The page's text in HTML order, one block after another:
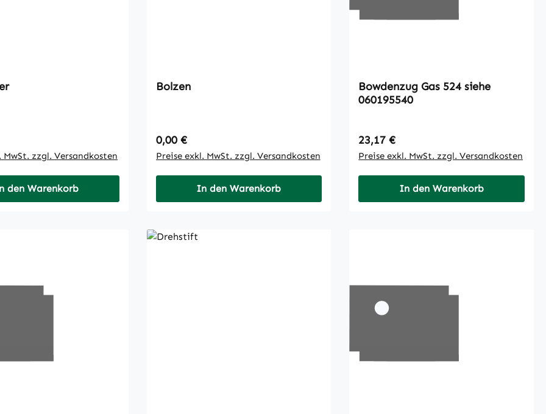
MwSt. zzgl. Versandkosten
den Warenkorb
Bolzen
Regulärer Preis:
0,00 €
Preise exkl. MwSt. zzgl. Versandkosten
In den Warenkorb
Bowdenzug Gas 524 siehe
060195540
Regulärer Preis:
23,17 €
Preise exkl. MwSt. zzgl. Versandkosten
In den Warenkorb